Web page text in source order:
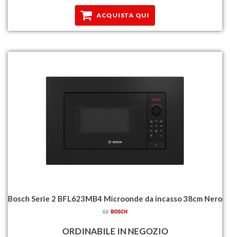
ACQUISTA QUI
Bosch Serie 2 BFL623MB4 Microonde da incasso 38cm Nero
ORDINABILE IN NEGOZIO